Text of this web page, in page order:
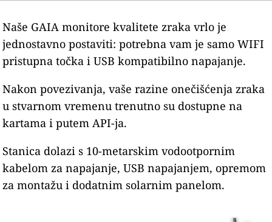
Naše GAIA monitore kvalitete zraka vrlo je
jednostavno postaviti: potrebna vam je samo WIFI
pristupna točka i USB kompatibilno napajanje.
Nakon povezivanja, vaše razine onečišćenja zraka
u stvarnom vremenu trenutno su dostupne na
kartama i putem API-ja.
Stanica dolazi s 10-metarskim vodootpornim
kabelom za napajanje, USB napajanjem, opremom
za montažu i dodatnim solarnim panelom.